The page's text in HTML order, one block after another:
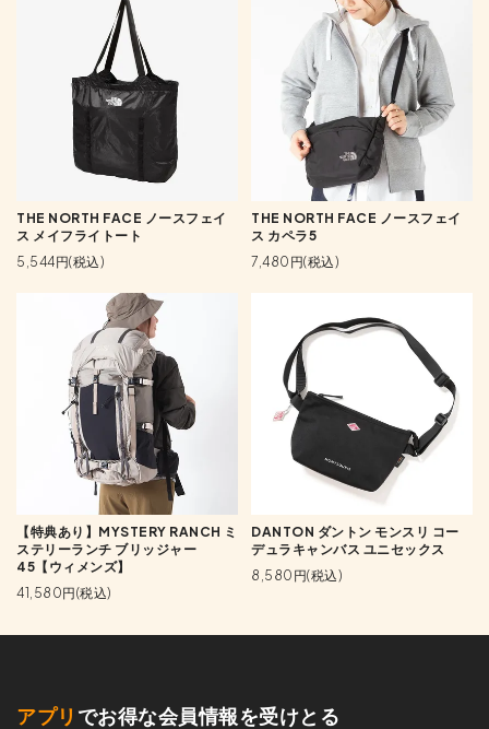
THE NORTH FACE ノースフェイ
ス メイフライトート
5,544円(税込)
THE NORTH FACE ノースフェイ
ス カペラ5
7,480円(税込)
【特典あり】MYSTERY RANCH ミ
ステリーランチ ブリッジャー
45【ウィメンズ】
41,580円(税込)
DANTON ダントン モンスリ コー
デュラキャンバス ユニセックス
8,580円(税込)
アプリ でお得な会員情報を受けとる